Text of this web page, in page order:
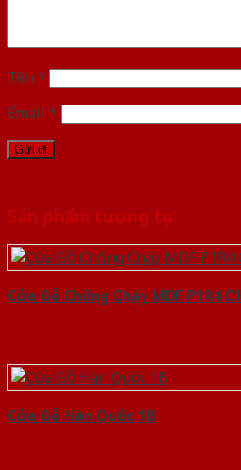
Tên *
Email *
Sản phẩm tương tự
Cửa Gỗ Chống Cháy MDF P1R4 C1
Cửa Gỗ Hàn Quốc 1B